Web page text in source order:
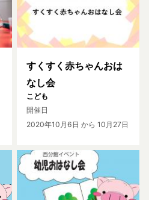
すくすく赤ちゃんおは
なし会
こども
開催日
2020年10月6日 から 10月27日